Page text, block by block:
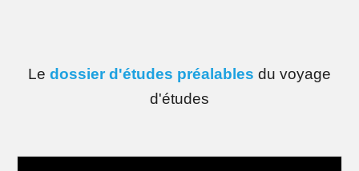
Le dossier d'études préalables du voyage
d'études